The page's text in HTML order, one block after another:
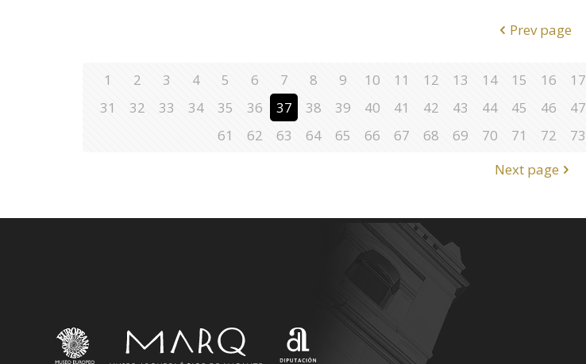
Prev page
1 2 3 4 5 6 7 8 9 10 11 12 13 14 15 16 17
31
32 33 34 35 36 37 38 39 40 41 42 43 44 45 46 47
61
62 63 64 65 66 67 68 69 70 71 72 73
Next page